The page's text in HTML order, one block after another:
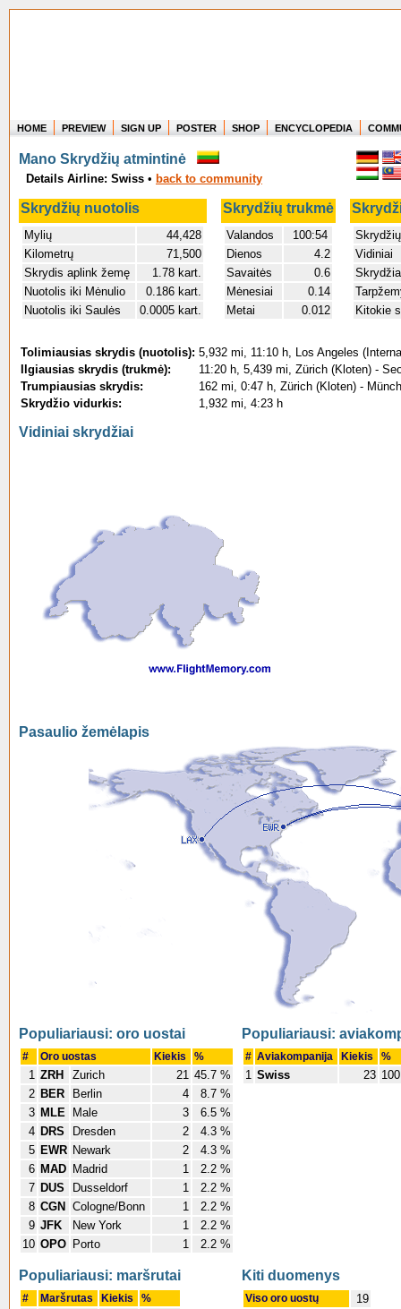
Where in the world have you flown?
How long have you been in the air?
Create your own FlightMemory and see!
HOME PREVIEW SIGN UP POSTER SHOP ENCYCLOPEDIA
Mano Skrydžių atmintinė
Details Airline: Swiss • back to community
Skrydžių nuotolis Skrydžių trukmė
Mylių
44,428
Kilometrų
71,500
Skrydis aplink žemę
1.78 kart.
Nuotolis iki Mėnulio
0.186 kart.
Nuotolis iki Saulės
0.0005 kart.
Valandos
100:54
Dienos
4.2
Savaitės
0.6
Mėnesiai
0.14
Metai
0.012
Vidiniai
Kitokie
Tolimiausias skrydis (nuotolis): 5,932 mi, 11:10 h, Los Angeles
Ilgiausias skrydis (trukmė):
11:20 h, 5,439 mi, Zürich (Kloten) -
Trumpiausias skrydis:
162 mi, 0:47 h, Zürich (Kloten) -
Skrydžio vidurkis:
1,932 mi, 4:23 h
Vidiniai skrydžiai
Pasaulio žemėlapis
Populiariausi: oro uostai
# Oro uostas Kiekis %
1 ZRH Zurich 21 45.7 %
2 BER Berlin 4
8.7 %
3 MLE Male 3
6.5 %
4 DRS Dresden 2
4.3 %
5 EWR Newark 2
4.3 %
6 MAD Madrid 1
2.2 %
7 DUS Dusseldorf 1
2.2 %
8 CGN Cologne/Bonn 1
2.2 %
9 JFK New York 1
2.2 %
10 OPO Porto 1 2.2 %
Populiariausi:
# Aviakompanija Kiekis %
1 Swiss 23
Populiariausi: maršrutai
# Maršrutas Kiekis %
Kiti duomenys
Viso oro uostų 19